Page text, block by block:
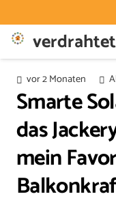
vor 2 Monaten
Smarte
das
mein